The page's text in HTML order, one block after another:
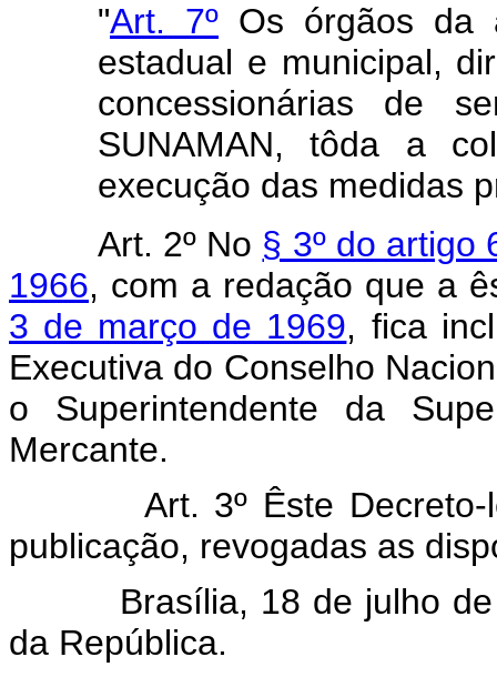
"Art. 7º Os órgãos da
estadual e municipal,
concessionárias de
SUNAMAN, tôda a
execução das medidas
Art. 2º No § 3º do artigo
1966, com a redação que a
3 de março de 1969, fica
Executiva do Conselho
o Superintendente da
Mercante.
Art. 3º Êste
publicação, revogadas as
Brasília, 18 de julho de
da República.